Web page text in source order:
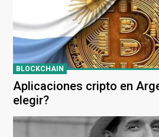
BLOCKCHAIN
Aplicaciones cripto en
elegir?